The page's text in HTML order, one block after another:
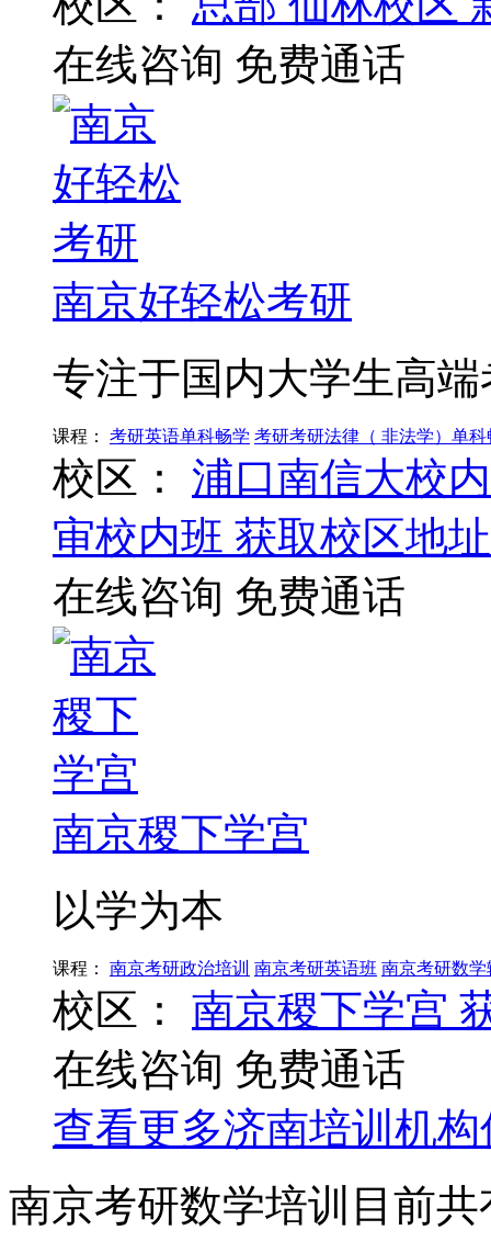
在线咨询 免费通话
南京好轻松考研
专注于国内大学生高
课程： 考研英语单科畅学 考研考研法律（ 非法学）单科
校区：
浦口南信大校
审校内班 获取校区地址
在线咨询 免费通话
南京稷下学宫
以学为本
课程： 南京考研政治培训 南京考研英语班 南京考研数学
校区： 南京稷下学宫
在线咨询 免费通话
查看更多济南培训机构
南京考研数学培训目前